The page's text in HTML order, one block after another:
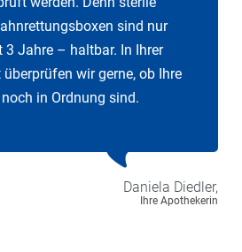
sind nur
3 Jahre – haltbar. In Ihrer
wir gerne, ob Ihre
in Ordnung sind.
Daniela Diedler,
Ihre Apothekerin